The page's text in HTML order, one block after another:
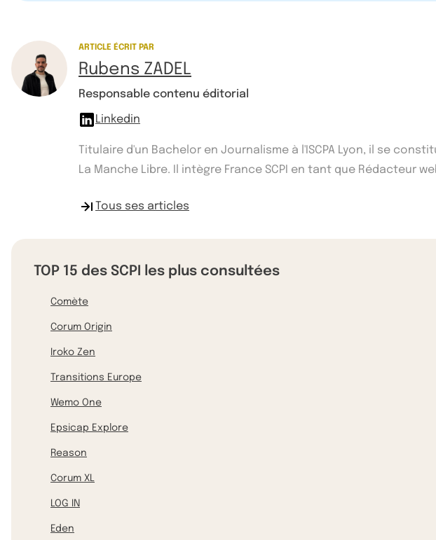
ARTICLE ÉCRIT PAR
Rubens ZADEL
Responsable contenu éditorial
Linkedin
Titulaire d'un Bachelor en Journalisme à l'ISCPA Lyon, il se
La Manche Libre. Il intègre France SCPI en tant que Rédacteur
Tous ses articles
TOP 15 des SCPI les plus consultées
Comète
Corum Origin
Iroko Zen
Transitions Europe
Wemo One
Epsicap Explore
Reason
Corum XL
LOG IN
Eden